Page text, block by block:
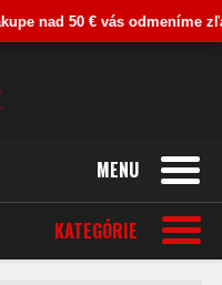
MENU
KATEGÓRIE
nad 50 € vás odmeníme